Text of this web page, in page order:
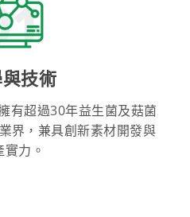
技術
有超過30年益生菌及菇菌
界，兼具創新素材開發與
實力。